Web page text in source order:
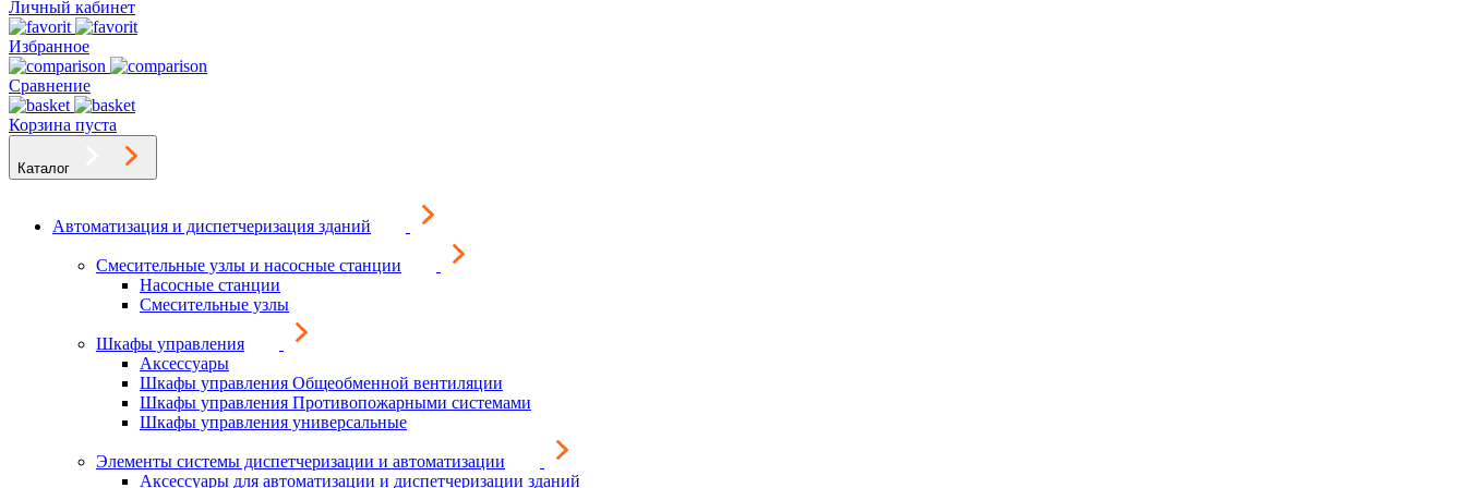
Личный кабинет
Избранное
Сравнение
Корзина пуста
Каталог
Автоматизация и диспетчеризация зданий
Смесительные узлы и насосные станции
Насосные станции
Смесительные узлы
Шкафы управления
Аксессуары
Шкафы управления Общеобменной вентиляции
Шкафы управления Противопожарными системами
Шкафы управления универсальные
Элементы системы диспетчеризации и автоматизации
Аксессуары для автоматизации и диспетчеризации зданий